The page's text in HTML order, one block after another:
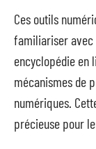
Ces outils
familiariser avec
encyclopédie en
mécanismes de
numériques.
précieuse pour